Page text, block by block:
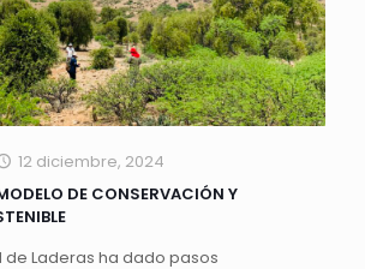
12 diciembre, 2024
DE CONSERVACIÓN Y
de Laderas ha dado pasos